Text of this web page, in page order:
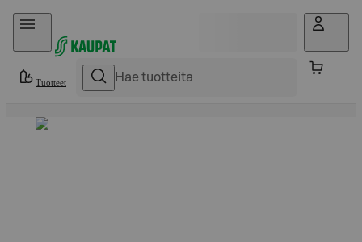
Hyppää sisältöön
Tuotteet